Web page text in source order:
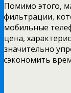
Помимо этого,
фильтрации,
мобильные
цена,
значительно
сэкономить